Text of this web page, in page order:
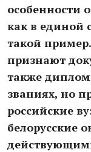
особенности
как в единой
такой
признают
также
званиях, но
российские
белорусские